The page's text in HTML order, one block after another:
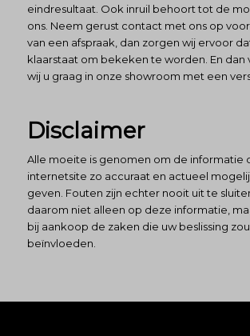
eindresultaat. Ook inruil behoort tot de
ons. Neem gerust contact met ons op
van een afspraak, dan zorgen wij ervoor
klaarstaat om bekeken te worden. En
wij u graag in onze showroom met een
Disclaimer
Alle moeite is genomen om de informatie
internetsite zo accuraat en actueel
geven. Fouten zijn echter nooit uit te
daarom niet alleen op deze informatie,
bij aankoop de zaken die uw beslissing
beïnvloeden.